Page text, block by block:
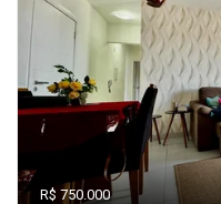
R$ 750.000